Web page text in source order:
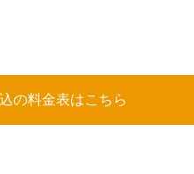
の料金表はこちら